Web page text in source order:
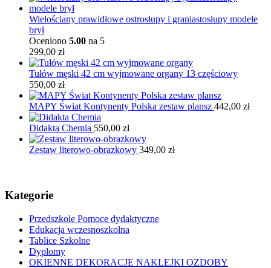
Wielościany prawidłowe ostrosłupy i graniastosłupy modele
brył
Oceniono 5.00 na 5
299,00 zł
Tułów męski 42 cm wyjmowane organy 13 częściowy
550,00 zł
MAPY Świat Kontynenty Polska zestaw plansz 442,00 zł
Didakta Chemia 550,00 zł
Zestaw literowo-obrazkowy 349,00 zł
Kategorie
Przedszkole Pomoce dydaktyczne
Edukacja wczesnoszkolna
Tablice Szkolne
Dyplomy
OKIENNE DEKORACJE NAKLEJKI OZDOBY